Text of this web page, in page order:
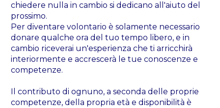
chiedere nulla in cambio si dedicano all'aiuto del
prossimo.
Per diventare volontario è solamente necessario
donare qualche ora del tuo tempo libero, e in
cambio riceverai un'esperienza che ti arricchirà
interiormente e accrescerà le tue conoscenze e
competenze.
Il contributo di ognuno, a seconda delle proprie
competenze, della propria età e disponibilità è